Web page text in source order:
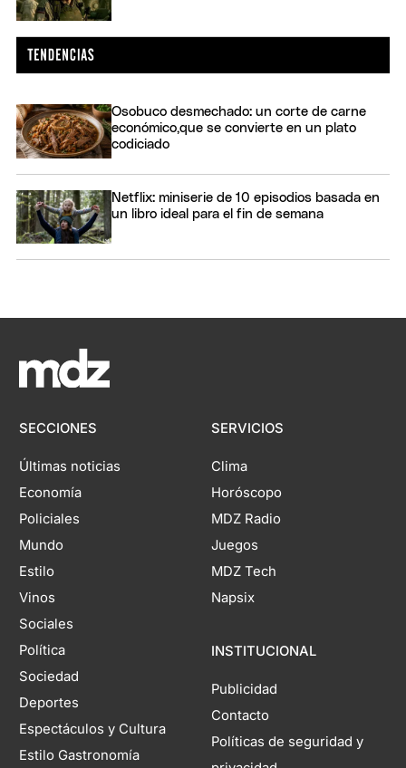
Osobuco desmechado: un corte de carne
económico,que se convierte en un plato
codiciado
Netflix: miniserie de 10 episodios basada en
un libro ideal para el fin de semana
SECCIONES
Últimas noticias
Economía
Policiales
Mundo
Estilo
Vinos
Sociales
Política
Sociedad
Deportes
Espectáculos y Cultura
Estilo Gastronomía
SERVICIOS
Clima
Horóscopo
MDZ Radio
Juegos
MDZ Tech
Napsix
INSTITUCIONAL
Publicidad
Contacto
Políticas de seguridad y